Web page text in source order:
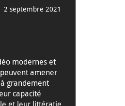
2 septembre 2021
modernes et
amener
grandement
capacité